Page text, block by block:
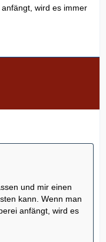
wird es immer
und mir einen
kann. Wenn man
anfängt, wird es